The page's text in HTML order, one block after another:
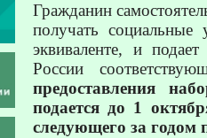
Гражданин
получать
эквиваленте, и
России
предоставления
подается до 1
следующего за годом